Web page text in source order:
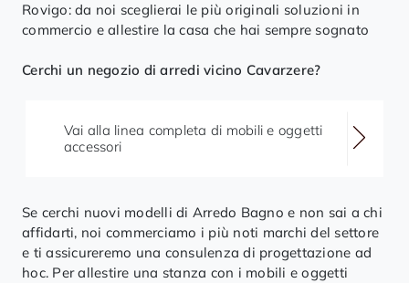
Rovigo: da noi sceglierai le più originali soluzioni in
commercio e allestire la casa che hai sempre sognato
Cerchi un negozio di arredi vicino Cavarzere?
Vai alla linea completa di mobili e oggetti
accessori
Se cerchi nuovi modelli di Arredo Bagno e non sai a chi
affidarti, noi commerciamo i più noti marchi del settore
e ti assicureremo una consulenza di progettazione ad
hoc. Per allestire una stanza con i mobili e oggetti